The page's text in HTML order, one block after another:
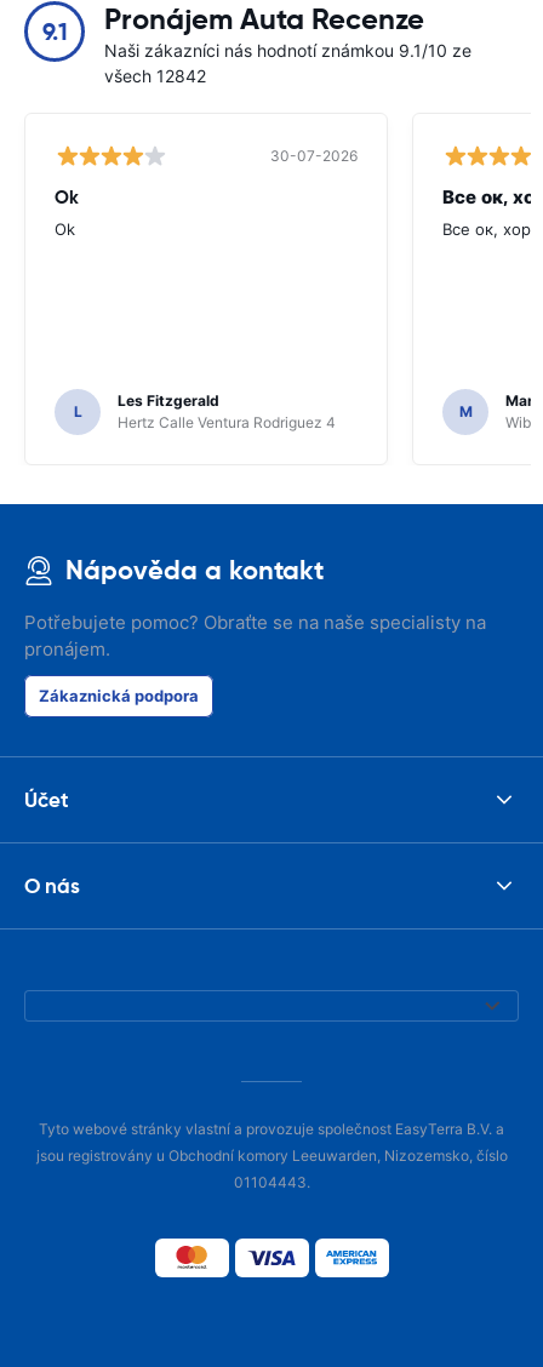
9.1 Pronájem Auta Recenze
Naši zákazníci nás hodnotí známkou 9.1/10 ze
všech 12842
30-07-2026
Ok
Ok
L
Les Fitzgerald
Hertz Calle Ventura Rodriguez 4
Все ок,
Все ок,
M
Nápověda a kontakt
Potřebujete pomoc? Obraťte se na naše specialisty na
pronájem.
Zákaznická podpora
Účet
O nás
Tyto webové stránky vlastní a provozuje společnost EasyTerra B.V. a
jsou registrovány u Obchodní komory Leeuwarden, Nizozemsko, číslo
01104443.